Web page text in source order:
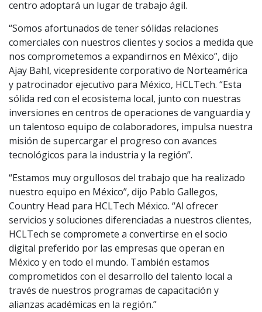
centro adoptará un lugar de trabajo ágil.
“Somos afortunados de tener sólidas relaciones
comerciales con nuestros clientes y socios a medida que
nos comprometemos a expandirnos en México”, dijo
Ajay Bahl, vicepresidente corporativo de Norteamérica
y patrocinador ejecutivo para México, HCLTech. “Esta
sólida red con el ecosistema local, junto con nuestras
inversiones en centros de operaciones de vanguardia y
un talentoso equipo de colaboradores, impulsa nuestra
misión de supercargar el progreso con avances
tecnológicos para la industria y la región”.
“Estamos muy orgullosos del trabajo que ha realizado
nuestro equipo en México”, dijo Pablo Gallegos,
Country Head para HCLTech México. “Al ofrecer
servicios y soluciones diferenciadas a nuestros clientes,
HCLTech se compromete a convertirse en el socio
digital preferido por las empresas que operan en
México y en todo el mundo. También estamos
comprometidos con el desarrollo del talento local a
través de nuestros programas de capacitación y
alianzas académicas en la región.”